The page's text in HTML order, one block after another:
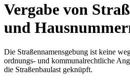
Vergabe von
und
Die Straßennamensgebung ist keine
ordnungs- und kommunalrechtliche
die Straßenbaulast geknüpft.